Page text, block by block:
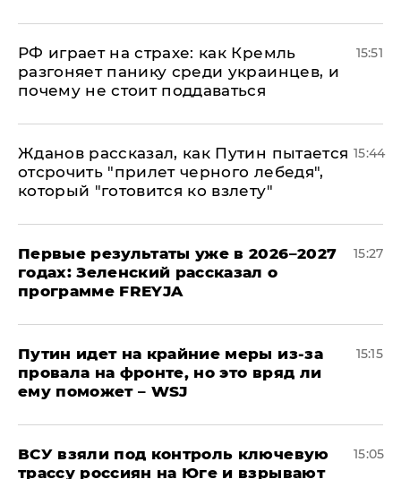
РФ играет на страхе: как Кремль
разгоняет панику среди украинцев, и
почему не стоит поддаваться
15:51
Жданов рассказал, как Путин пытается
отсрочить "прилет черного лебедя",
который "готовится ко взлету"
15:44
Первые результаты уже в 2026–2027
годах: Зеленский рассказал о
программе FREYJA
15:27
Путин идет на крайние меры из-за
провала на фронте, но это вряд ли
ему поможет – WSJ
15:15
ВСУ взяли под контроль ключевую
трассу россиян на Юге и взрывают
15:05